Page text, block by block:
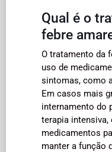
Qual é o
febre
O tratamento da
uso de
sintomas, como
Em casos mais
internamento do
terapia
medicamentos
manter a função